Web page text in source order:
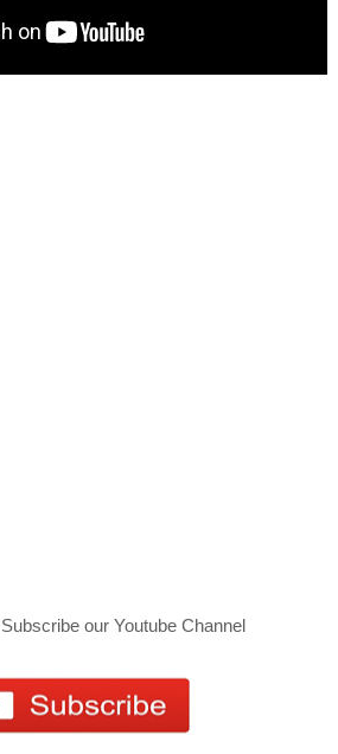
our Youtube Channel